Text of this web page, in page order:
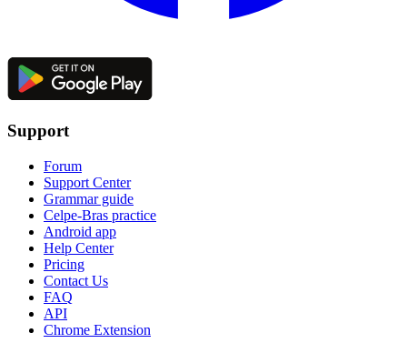
Support
Forum
Support Center
Grammar guide
Celpe-Bras practice
Android app
Help Center
Pricing
Contact Us
FAQ
API
Chrome Extension